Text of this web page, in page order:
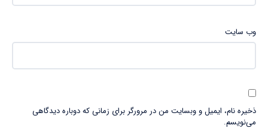
وب‌ سایت
ذخیره نام، ایمیل و وبسایت من در مرورگر برای زمانی که دوباره دیدگاهی
می‌نویسم.